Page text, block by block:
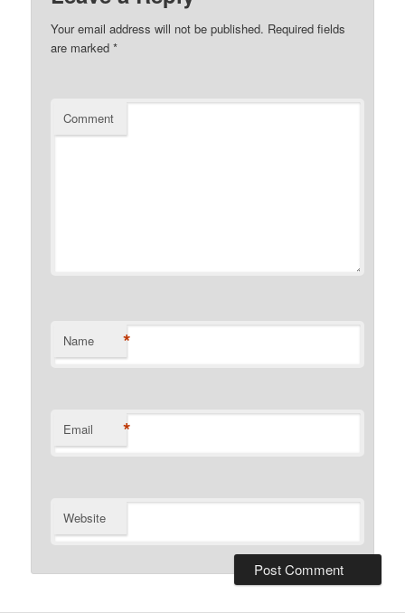
Your email address will not be published. Required fields
are marked*
Comment
Name *
Email *
Website